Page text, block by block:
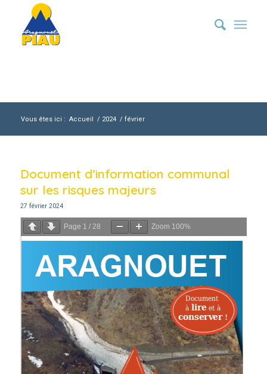
Vous êtes ici : Accueil / 2024 / février
Document d’information communal
sur les risques majeurs
27 février 2024
Page 1 / 28 Zoom 100%